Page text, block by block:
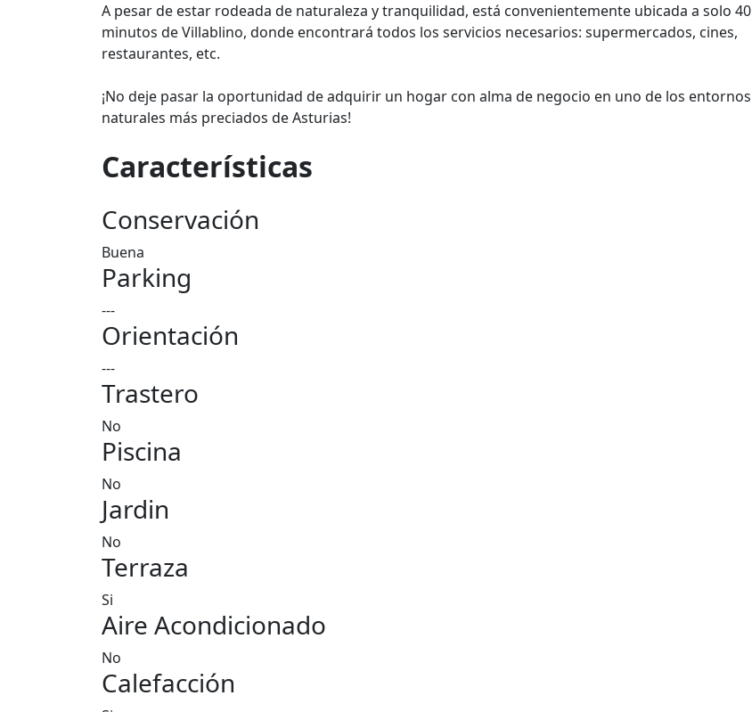
A pesar de estar rodeada de naturaleza y tranquilidad, está convenientemente ubicada a solo 40
minutos de Villablino, donde encontrará todos los servicios necesarios: supermercados, cines,
restaurantes, etc.
¡No deje pasar la oportunidad de adquirir un hogar con alma de negocio en uno de los entornos
naturales más preciados de Asturias!
Características
Conservación
Buena
Parking
---
Orientación
---
Trastero
No
Piscina
No
Jardin
No
Terraza
Si
Aire Acondicionado
No
Calefacción